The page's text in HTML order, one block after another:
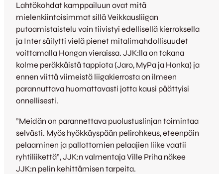
Lahtökohdat kamppailuun ovat mitä
mielenkiintoisimmat sillä Veikkausliigan
putoamistaistelu vain tiivistyi edellisellä kierroksella
ja Inter säilytti vielä pienet mitalimahdollisuudet
voittamalla Hongan vieraissa. JJK:lla on takana
kolme peräkkäistä tappiota (Jaro, MyPa ja Honka) ja
ennen viittä viimeistä liigakierrosta on ilmeen
parannuttava huomattavasti jotta kausi päättyisi
onnellisesti.
”Meidän on parannettava puolustuslinjan toimintaa
selvästi. Myös hyökkäyspään pelirohkeus, eteenpäin
pelaaminen ja pallottomien pelaajien liike vaatii
ryhtiliikettä”, JJK:n valmentaja Ville Priha näkee
JJK:n pelin kehittämisen tarpeita.